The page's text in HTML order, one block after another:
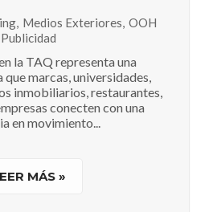
, Medios Exteriores, OOH
Publicidad
la TAQ representa una
marcas, universidades,
inmobiliarios, restaurantes,
conecten con una
en movimiento...
MÁS »